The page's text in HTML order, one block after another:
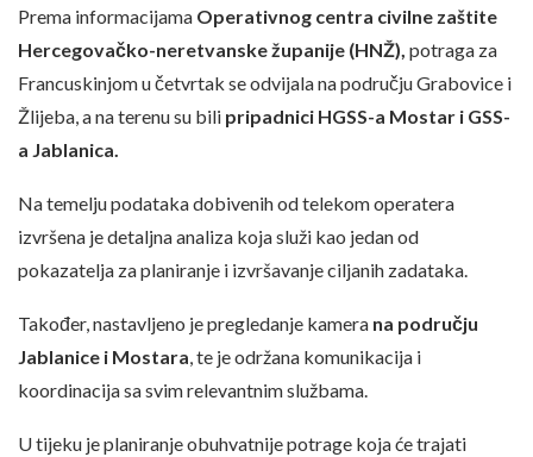
Prema informacijama Operativnog centra civilne zaštite
Hercegovačko-neretvanske županije (HNŽ), potraga za
Francuskinjom u četvrtak se odvijala na području Grabovice i
Žlijeba, a na terenu su bili pripadnici HGSS-a Mostar i GSS-
a Jablanica.
Na temelju podataka dobivenih od telekom operatera
izvršena je detaljna analiza koja služi kao jedan od
pokazatelja za planiranje i izvršavanje ciljanih zadataka.
Također, nastavljeno je pregledanje kamera na području
Jablanice i Mostara, te je održana komunikacija i
koordinacija sa svim relevantnim službama.
U tijeku je planiranje obuhvatnije potrage koja će trajati